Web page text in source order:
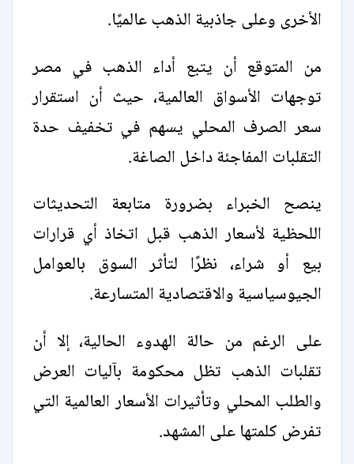
الأخرى وعلى جاذبية الذهب عالميًا.
من المتوقع أن يتبع أداء الذهب في مصر
توجهات الأسواق العالمية، حيث أن استقرار
سعر الصرف المحلي يسهم في تخفيف حدة
التقلبات المفاجئة داخل الصاغة.
ينصح الخبراء بضرورة متابعة التحديثات
اللحظية لأسعار الذهب قبل اتخاذ أي قرارات
بيع أو شراء، نظرًا لتأثر السوق بالعوامل
الجيوسياسية والاقتصادية المتسارعة.
على الرغم من حالة الهدوء الحالية، إلا أن
تقلبات الذهب تظل محكومة بآليات العرض
والطلب المحلي وتأثيرات الأسعار العالمية التي
تفرض كلمتها على المشهد.